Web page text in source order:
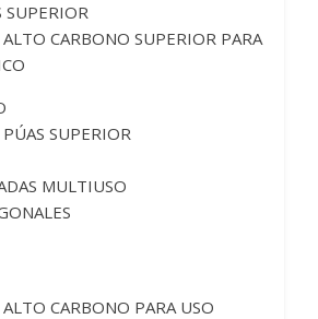
SUPERIOR
CARBONO SUPERIOR PARA
SUPERIOR
MULTIUSO
CARBONO PARA USO